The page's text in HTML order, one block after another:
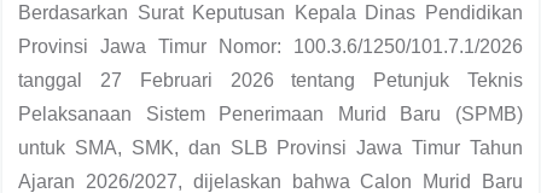
Berdasarkan Surat Keputusan Kepala Dinas Pendidikan
Provinsi Jawa Timur Nomor: 100.3.6/1250/101.7.1/2026
tanggal 27 Februari 2026 tentang Petunjuk Teknis
Pelaksanaan Sistem Penerimaan Murid Baru (SPMB)
untuk SMA, SMK, dan SLB Provinsi Jawa Timur Tahun
Ajaran 2026/2027, dijelaskan bahwa Calon Murid Baru